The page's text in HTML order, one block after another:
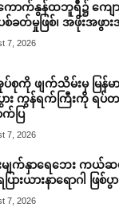
ောက်နွန်ထဘူရီ၌ ကျော
ပစ်ခတ်မှုဖြစ်၊ အဖိုးအဖွ
7, 2026
စုကို ဖျက်သိမ်းမှ မြန်
း ကွန်ရက်ကြီးကို ရပ်
ပြ
7, 2026
မျက်နှာရေဘေး ကယ်
ြားယားနာရောဂါ ဖြစ်ပွ
7, 2026